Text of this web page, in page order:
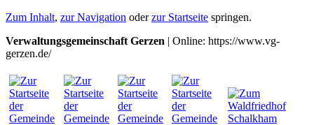
Zum Inhalt, zur Navigation oderzur Startseite springen.
Verwaltungsgemeinschaft Gerzen | Online: https://www.vg-
gerzen.de/